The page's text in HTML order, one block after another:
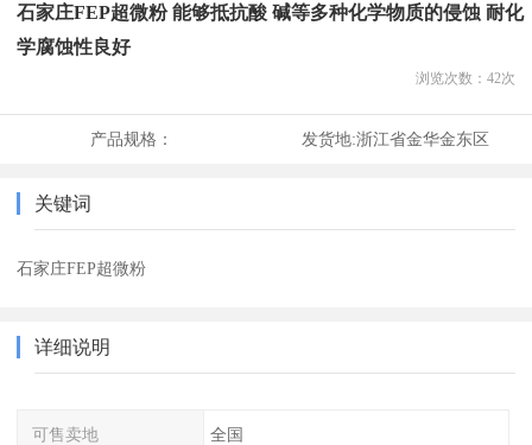
石家庄FEP超微粉 能够抵抗酸 碱等多种化学物质的侵蚀 耐化
学腐蚀性良好
浏览次数： 42次
产品规格： 发货地:浙江省金华金东区
关键词
石家庄FEP超微粉
详细说明
可售卖地 全国